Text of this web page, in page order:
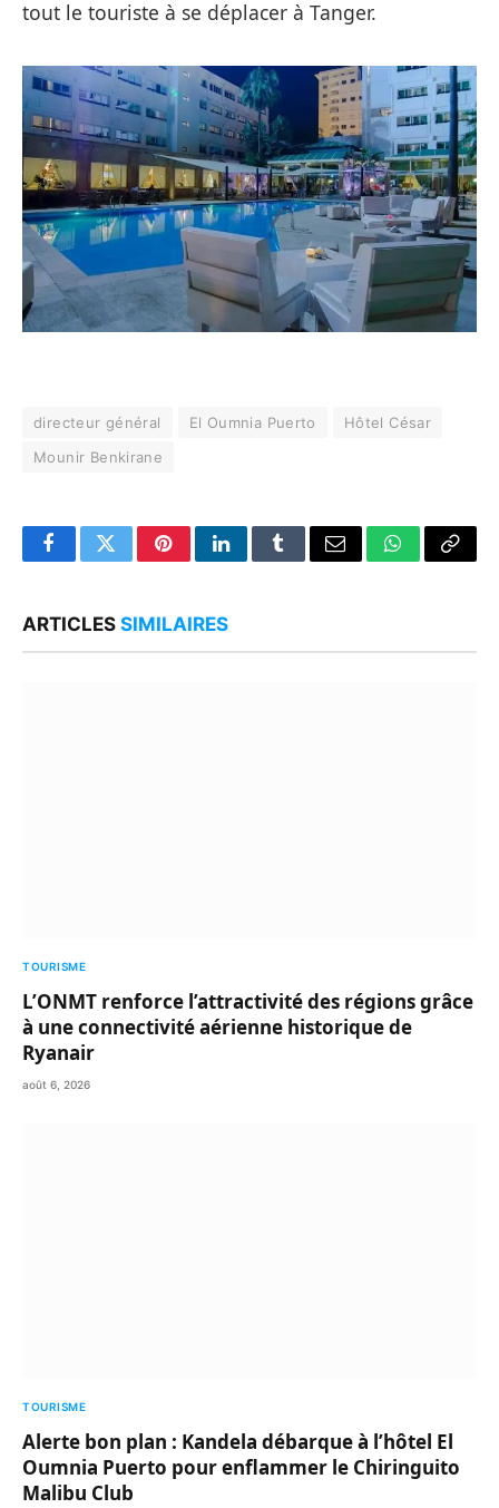
tout le touriste à se déplacer à Tanger.
directeur général El Oumnia Puerto
Hôtel César
Mounir Benkirane
FacebookTwitterPinterestLinkedInTumblrEmail WhatsApp
Copy
ARTICLES SIMILAIRES
TOURISME
L’ONMT renforce l’attractivité des régions grâce
à une connectivité aérienne historique de
Ryanair
août 6, 2026
TOURISME
Alerte bon plan : Kandela débarque à l’hôtel El
Oumnia Puerto pour enflammer le Chiringuito
Malibu Club